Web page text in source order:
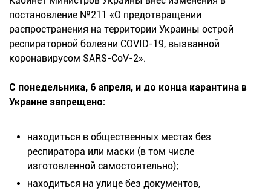
постановление №211 «О предотвращении
распространения на территории Украины острой
респираторной болезни COVID-19, вызванной
коронавирусом SARS-CoV-2».
С понедельника, 6 апреля, и до конца карантина в
Украине запрещено:
находиться в общественных местах без
респиратора или маски (в том числе
изготовленной самостоятельно);
находиться на улице без документов,